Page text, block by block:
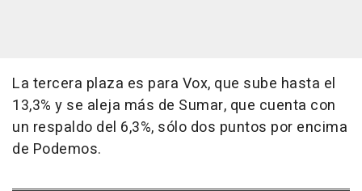
La tercera plaza es para Vox, que sube hasta el
13,3% y se aleja más de Sumar, que cuenta con
un respaldo del 6,3%, sólo dos puntos por encima
de Podemos.